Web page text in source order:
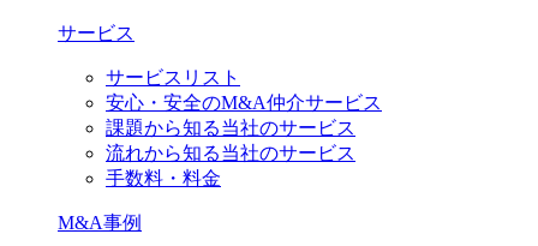
サービス
サービスリスト
安心・安全のM&A仲介サービス
課題から知る当社のサービス
流れから知る当社のサービス
手数料・料金
M&A事例